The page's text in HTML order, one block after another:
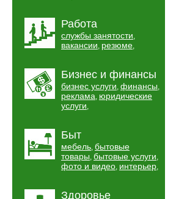
Работа
службы занятости,
вакансии, резюме,
Бизнес и финансы
бизнес услуги, финансы,
реклама, юридические
услуги,
Быт
мебель, бытовые
товары, бытовые услуги,
фото и видео, интерьер,
Здоровье